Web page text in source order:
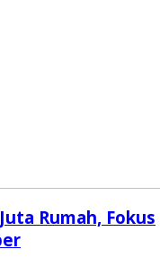
Rumah, Fokus